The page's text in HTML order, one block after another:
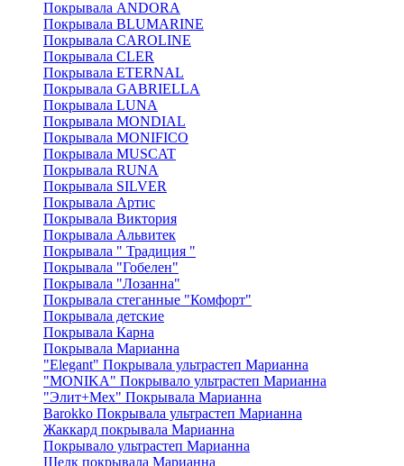
Покрывала ANDORA
Покрывала BLUMARINE
Покрывала CAROLINE
Покрывала CLER
Покрывала ETERNAL
Покрывала GABRIELLA
Покрывала LUNA
Покрывала MONDIAL
Покрывала MONIFICO
Покрывала MUSCAT
Покрывала RUNA
Покрывала SILVER
Покрывала Артис
Покрывала Виктория
Покрывала Альвитек
Покрывала " Традиция "
Покрывала "Гобелен"
Покрывала "Лозанна"
Покрывала стеганные "Комфорт"
Покрывала детские
Покрывала Карна
Покрывала Марианна
"Elegant" Покрывала ультрастеп Марианна
"MONIKA" Покрывало ультрастеп Марианна
"Элит+Мех" Покрывала Марианна
Barokko Покрывала ультрастеп Марианна
Жаккард покрывала Марианна
Покрывало ультрастеп Марианна
Шелк покрывала Марианна